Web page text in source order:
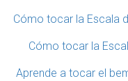
Cómo tocar la Escala
Cómo tocar la
Aprende a tocar el